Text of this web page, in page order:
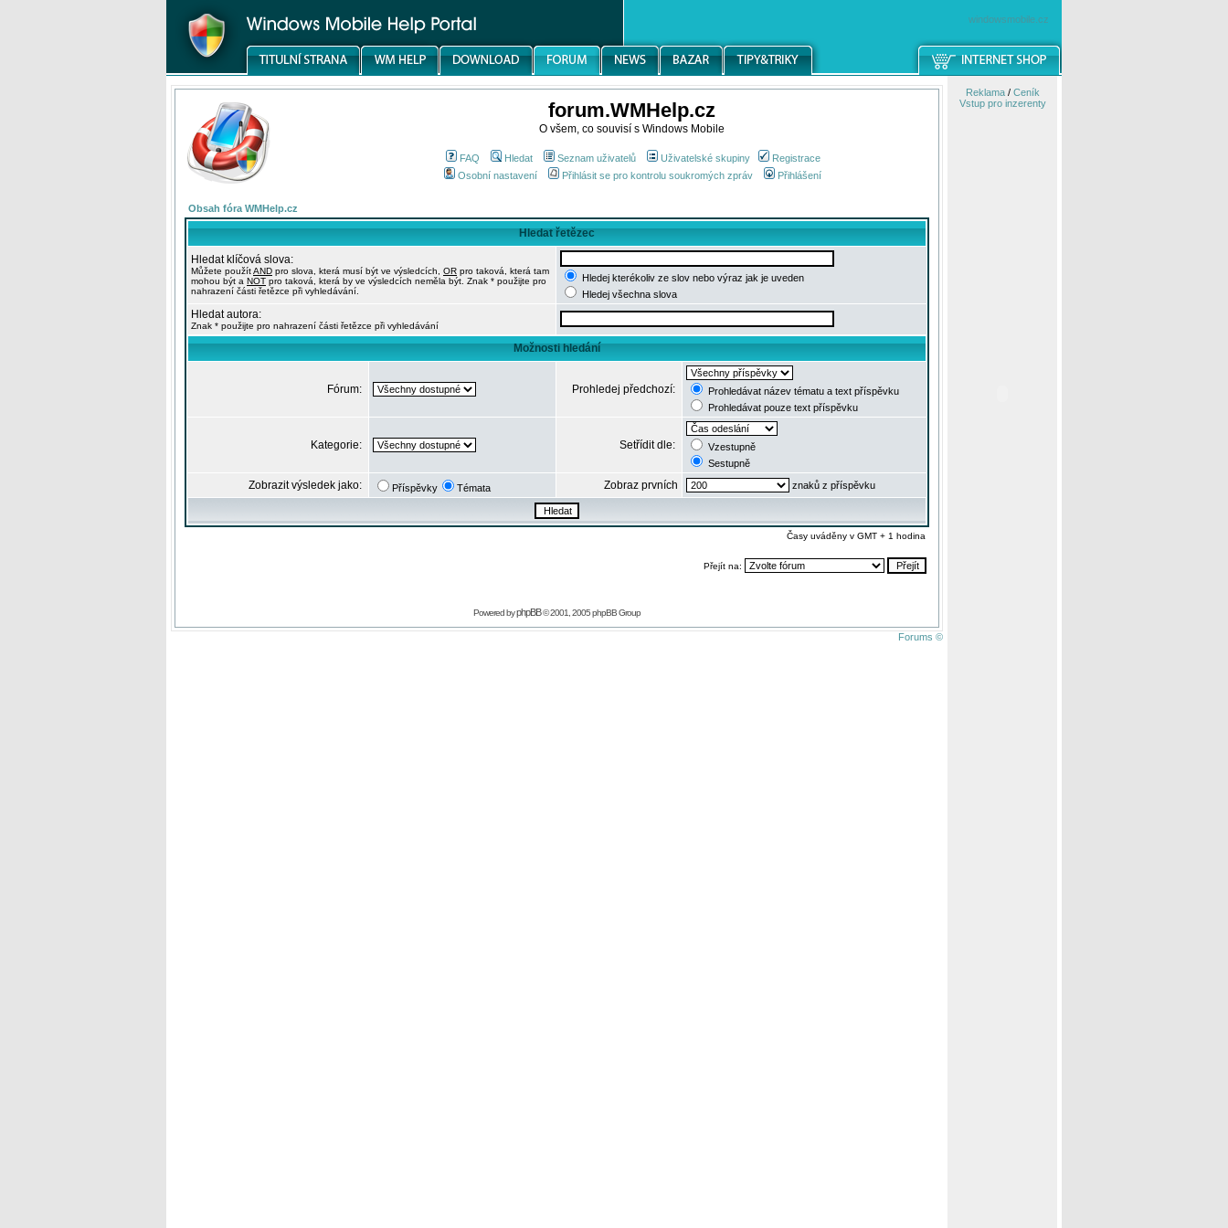
windowsmobile.cz
forum.WMHelp.cz
O všem, co souvisí s Windows Mobile
FAQ Hledat Seznam uživatelů Uživatelské skupiny
Registrace
Osobní nastavení
Přihlásit se pro kontrolu soukromých zpráv Přihlášení
Obsah fóra WMHelp.cz
Hledat řetězec
Hledat klíčová slova:
Můžete použítAND pro slova, která musí být ve výsledcích, OR pro taková, která tam
mohou být a NOT pro taková, která by ve výsledcích neměla být. Znak * použijte pro
nahrazení části řetězce při vyhledávání.
Hledej kterékoliv ze slov nebo výraz jak je uveden
Hledej všechna slova
Hledat autora:
Znak * použijte pro nahrazení části řetězce při vyhledávání
Možnosti hledání
Fórum: Prohledej předchozí:
Prohledávat název tématu a text příspěvku
Prohledávat pouze text příspěvku
Kategorie: Setřídit dle:
Vzestupně
Sestupně
Zobrazit výsledek jako: Příspěvky Témata Zobraz prvních znaků z příspěvku
Časy uváděny v GMT + 1 hodina
Přejít na:
Powered byphpBB© 2001, 2005 phpBB Group
Forums ©
Reklama/ Ceník
Vstup pro inzerenty